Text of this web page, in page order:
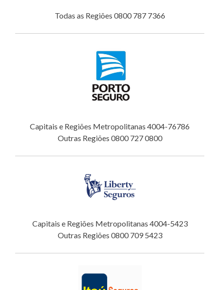
Todas as Regiões 0800 787 7366
Capitais e Regiões Metropolitanas 4004-76786
Outras Regiões 0800 727 0800
Capitais e Regiões Metropolitanas 4004-5423
Outras Regiões 0800 709 5423